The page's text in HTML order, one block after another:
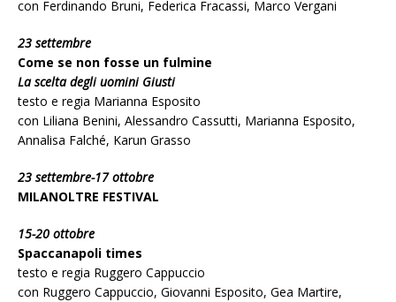
con Ferdinando Bruni, Federica Fracassi, Marco Vergani
23 settembre
Come se non fosse un fulmine
La scelta degli uomini Giusti
testo e regia Marianna Esposito
con Liliana Benini, Alessandro Cassutti, Marianna Esposito,
Annalisa Falché, Karun Grasso
23 settembre-17 ottobre
MILANOLTRE FESTIVAL
15-20 ottobre
Spaccanapoli times
testo e regia Ruggero Cappuccio
con Ruggero Cappuccio, Giovanni Esposito, Gea Martire,